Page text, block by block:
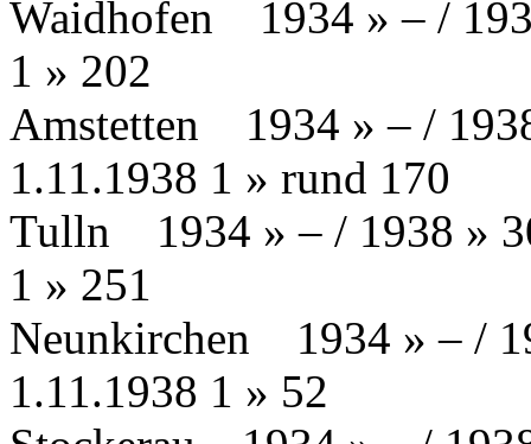
Waidhofen
1934 » – /
1 » 202
Amstetten
1934 » – /
1.11.1938 1 » rund 170
Tulln
1934 » – / 1938 »
1 » 251
Neunkirchen
1934 » – /
1.11.1938 1 » 52